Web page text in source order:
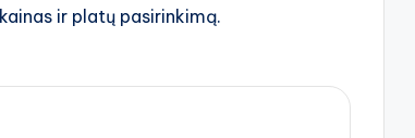
ir platų pasirinkimą.